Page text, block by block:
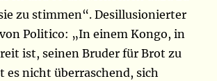
zu stimmen“. Desillusionierter
Politico: „In einem Kongo, in
ist, seinen Bruder für Brot zu
es nicht überraschend, sich